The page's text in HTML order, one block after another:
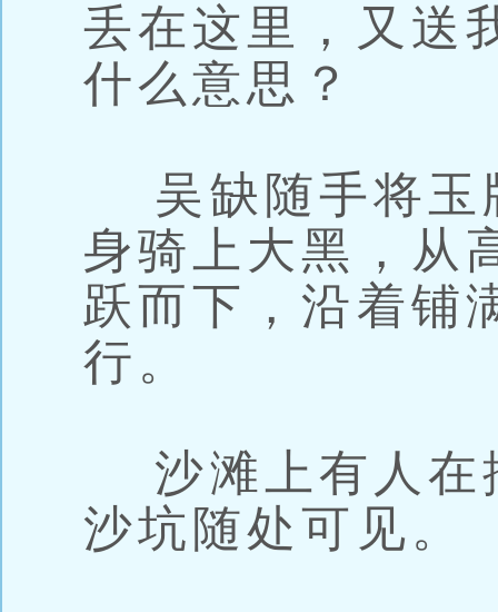
丢在这里，又送
什么意思？
吴缺随手将玉
身骑上大黑，从
跃而下，沿着铺
行。
沙滩上有人在
沙坑随处可见。